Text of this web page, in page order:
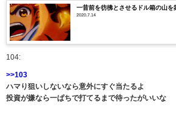
一昔前を彷彿とさせるドル箱の山を
2020.7.14
104:
>>103
ハマり狙いしないなら意外にすぐ当たるよ
投資が嫌なら一ぱちで打てるまで待ったがいいな